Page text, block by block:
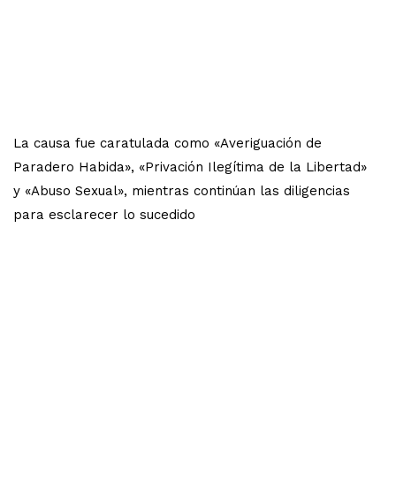
La causa fue caratulada como «Averiguación de
Paradero Habida», «Privación Ilegítima de la Libertad»
y «Abuso Sexual», mientras continúan las diligencias
para esclarecer lo sucedido